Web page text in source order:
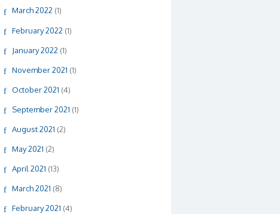
March 2022 (1)
February 2022 (1)
January 2022 (1)
November 2021 (1)
October 2021 (4)
September 2021 (1)
August 2021 (2)
May 2021 (2)
April 2021 (13)
March 2021 (8)
February 2021 (4)